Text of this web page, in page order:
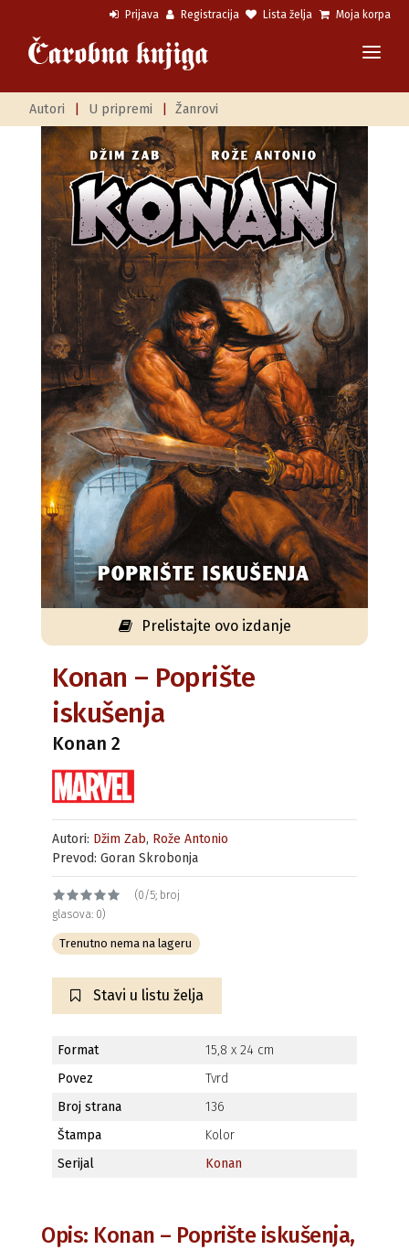
Prijava Registracija Lista želja Moja korpa
Autori U pripremi Žanrovi
Prelistajte ovo izdanje
Konan – Poprište
iskušenja
Konan 2
Autori: Džim Zab, Rože Antonio
Prevod: Goran Skrobonja
(0/5; broj
glasova: 0)
Trenutno nema na lageru
Stavi u listu želja
Format
15,8 x 24 cm
Povez
Tvrd
Broj strana
136
Štampa
Kolor
Serijal
Konan
Opis: Konan – Poprište iskušenja,